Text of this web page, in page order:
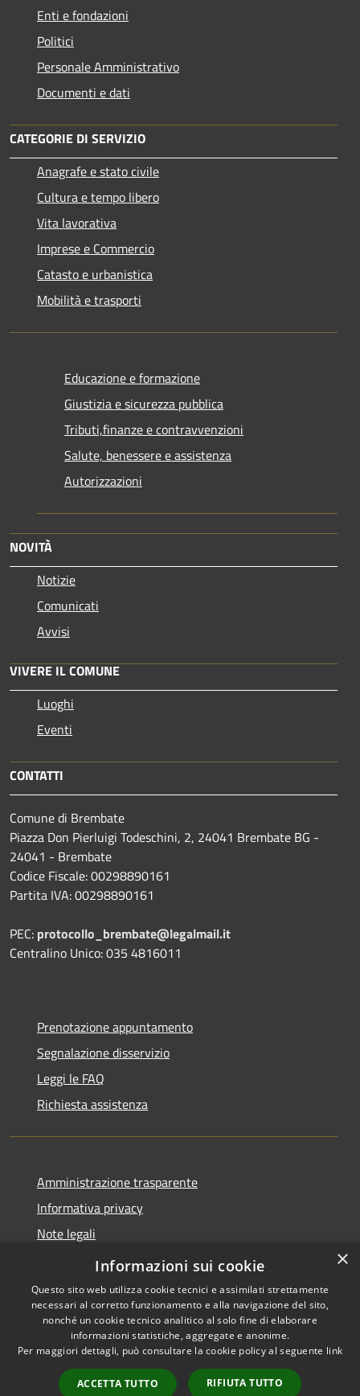
Enti e fondazioni
Politici
Personale Amministrativo
Documenti e dati
CATEGORIE DI SERVIZIO
Anagrafe e stato civile
Cultura e tempo libero
Vita lavorativa
Imprese e Commercio
Catasto e urbanistica
Mobilità e trasporti
Educazione e formazione
Giustizia e sicurezza pubblica
Tributi,finanze e contravvenzioni
Salute, benessere e assistenza
Autorizzazioni
NOVITÀ
Notizie
Comunicati
Avvisi
VIVERE IL COMUNE
Luoghi
Eventi
CONTATTI
Comune di Brembate
Piazza Don Pierluigi Todeschini, 2, 24041 Brembate BG -
24041 - Brembate
Codice Fiscale: 00298890161
Partita IVA: 00298890161
PEC: protocollo_brembate@legalmail.it
Centralino Unico: 035 4816011
Prenotazione appuntamento
Segnalazione disservizio
Leggi le FAQ
Richiesta assistenza
Amministrazione trasparente
Informativa privacy
Note legali
Dichiarazione di accessibilità
Accessibilità
Copyright © 2026 • Comune di
Brembate • Powered by
Municipium•
Accesso
×
Informazioni sui cookie
Questo sito web utilizza cookie tecnici e assimilati strettamente
necessari al corretto funzionamento e alla navigazione del sito,
nonché un cookie tecnico analitico al solo fine di elaborare
informazioni statistiche, aggregate e anonime.
Per maggiori dettagli, può consultare la cookie policy al seguente link
ACCETTA TUTTO RIFIUTA TUTTO